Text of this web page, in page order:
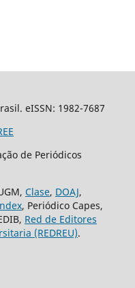
eISSN: 1982-7687
de Periódicos
Clase, DOAJ,
, Periódico Capes,
Red de Editores
(REDREU).